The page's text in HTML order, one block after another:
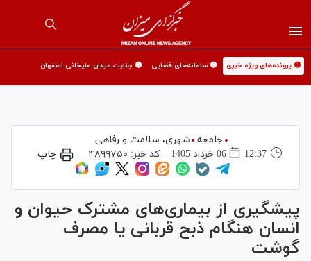
🟡 پرونده‌های ویژه خبری 🟡 سامانه‌های قضایی 🟡 جنایت میدان علیخانی اصفهان
جامعه
شهری،‌ سلامت و رفاهی
12:37
06 خرداد 1405 کد خبر: ۴۸۹۹۷۵۰ چاپ
پیشگیری از بیماری‌های مشترک حیوان و
انسان هنگام ذبح قربانی یا مصرف
گوشت